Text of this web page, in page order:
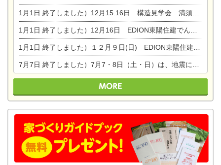
1月1日 終了しました）12月15.16日 構造見学会 清須市西枇杷島町弁天
1月1日 終了しました）12月16日 EDION東陽住建でんき OPEN第二弾イベント！！
1月1日 終了しました）１２月９日(日) EDION東陽住建でんき館プレＯＰＥＮ！＆家の修理まつり
7月7日 終了しました）7月7・8日（土・日）は、地震に強くて安心！暮らしを楽しむ東濃ひのきの平屋の家体験見学会を開催します。ぜひお越しください。